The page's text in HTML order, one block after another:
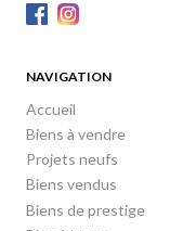
NAVIGATION
Accueil
Biens à vendre
Projets neufs
Biens vendus
Biens de prestige